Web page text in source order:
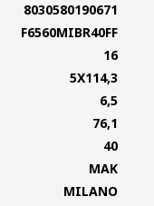
8030580190671
F6560MIBR40FF
16
5X114,3
6,5
76,1
40
MAK
MILANO